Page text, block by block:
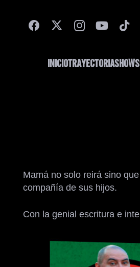
INICIOTRAYECTORIASHOWS
Mamá no solo reirá sino
compañía de sus hijos.
Con la genial escritura e